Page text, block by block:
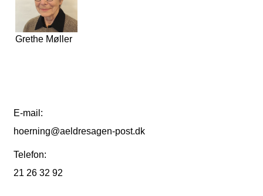
Grethe Møller
E-mail:
hoerning@aeldresagen-post.dk
Telefon:
21 26 32 92